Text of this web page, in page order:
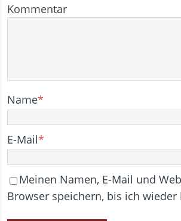
Kommentar
Name*
E-Mail*
Meinen Namen, E-Mail und
Browser speichern, bis ich